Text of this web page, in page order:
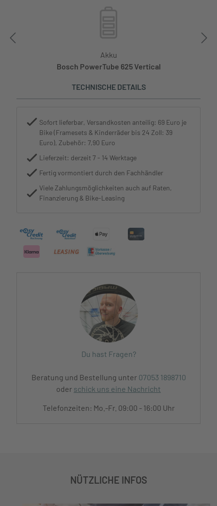
Akku
Bosch PowerTube 625 Vertical
TECHNISCHE DETAILS
Sofort lieferbar, Versandkosten anteilig: 69 Euro je
Bike (Framesets & Kinderräder bis 24 Zoll: 39
Euro), Zubehör: 7,90 Euro
Lieferzeit: derzeit 7 - 14 Werktage
Fertig vormontiert durch den Fachhändler
Viele Zahlungsmöglichkeiten auch auf Raten,
Finanzierung & Bike-Leasing
Du hast Fragen?
Beratung und Bestellung unter 07053 1898710
oder schick uns eine Nachricht
Telefonzeiten: Mo.-Fr. 09:00 - 16:00 Uhr
NÜTZLICHE INFOS